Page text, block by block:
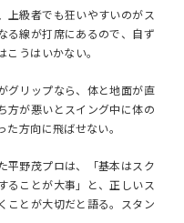
上級者でも狂いやすいのがス
る線が打席にあるので、自ず
こうはいかない。
グリップなら、体と地面が直
方が悪いとスイング中に体の
方向に飛ばせない。
平野茂プロは、
「基本はスク
ることが大事」
と、正しいス
ことが大切だと語る。スタン